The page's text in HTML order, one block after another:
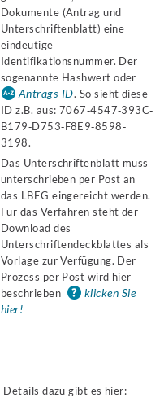
Dokumente (Antrag und
Unterschriftenblatt) eine
eindeutige
Identifikationsnummer. Der
sogenannte Hashwert oder
Antrags-ID. So sieht diese
ID z.B. aus: 7067‐4547‐393C‐
B179‐D753‐F8E9‐8598‐
3198.
Das Unterschriftenblatt muss
unterschrieben per Post an
das LBEG eingereicht werden.
Für das Verfahren steht der
Download des
Unterschriftendeckblattes als
Vorlage zur Verfügung. Der
Prozess per Post wird hier
beschrieben
klicken Sie
hier!
Details dazu gibt es hier: